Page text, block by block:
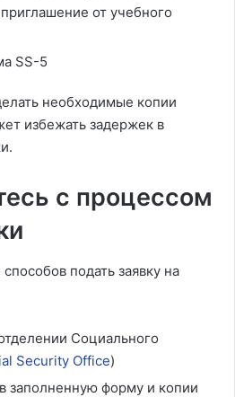
от учебного
SS-5
необходимые копии
избежать задержек в
с процессом
подать заявку на
Социального
Security Office)
заполненную форму и копии